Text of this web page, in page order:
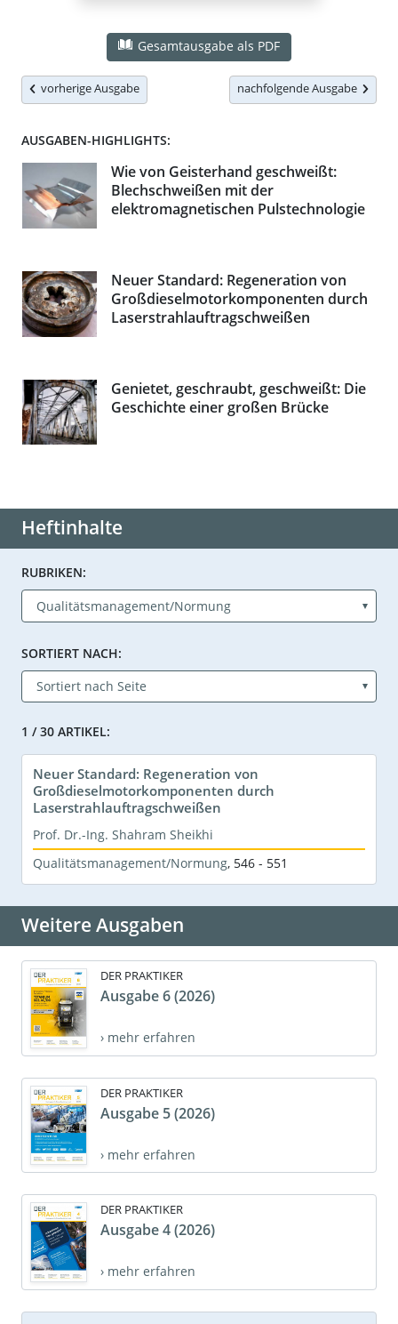
Gesamtausgabe als PDF
vorherige Ausgabe nachfolgende Ausgabe
AUSGABEN-HIGHLIGHTS:
Wie von Geisterhand geschweißt:
Blechschweißen mit der
elektromagnetischen Pulstechnologie
Neuer Standard: Regeneration von
Großdieselmotorkomponenten durch
Laserstrahlauftragschweißen
Genietet, geschraubt, geschweißt: Die
Geschichte einer großen Brücke
Heftinhalte
RUBRIKEN:
SORTIERT NACH:
1 / 30 ARTIKEL:
Neuer Standard: Regeneration von
Großdieselmotorkomponenten durch
Laserstrahlauftragschweißen
Prof. Dr.-Ing. Shahram Sheikhi
Qualitätsmanagement/Normung, 546 - 551
Weitere Ausgaben
DER PRAKTIKER
Ausgabe 6 (2026)
› mehr erfahren
DER PRAKTIKER
Ausgabe 5 (2026)
› mehr erfahren
DER PRAKTIKER
Ausgabe 4 (2026)
› mehr erfahren